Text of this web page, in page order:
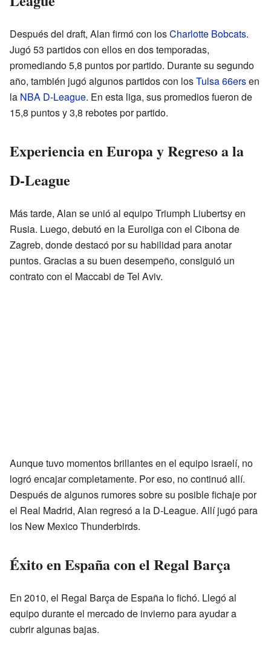
Después del draft, Alan firmó con losCharlotte Bobcats.
Jugó 53 partidos con ellos en dos temporadas,
promediando 5,8 puntos por partido. Durante su segundo
año, también jugó algunos partidos con losTulsa 66ersen
la NBA D-League. En esta liga, sus promedios fueron de
15,8 puntos y 3,8 rebotes por partido.
Experiencia en Europa y Regreso a la
D-League
Más tarde, Alan se unió al equipo Triumph Liubertsy en
Rusia. Luego, debutó en la Euroliga con el Cibona de
Zagreb, donde destacó por su habilidad para anotar
puntos. Gracias a su buen desempeño, consiguió un
contrato con el Maccabi de Tel Aviv.
Aunque tuvo momentos brillantes en el equipo israelí, no
logró encajar completamente. Por eso, no continuó allí.
Después de algunos rumores sobre su posible fichaje por
el Real Madrid, Alan regresó a la D-League. Allí jugó para
los New Mexico Thunderbirds.
Éxito en España con el Regal Barça
En 2010, el Regal Barça de España lo fichó. Llegó al
equipo durante el mercado de invierno para ayudar a
cubrir algunas bajas.